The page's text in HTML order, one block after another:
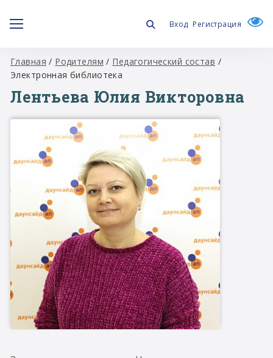
Вход Регистрация
Главная / Родителям / Педагогический состав /
Электронная библиотека
Лентьева Юлия Викторовна